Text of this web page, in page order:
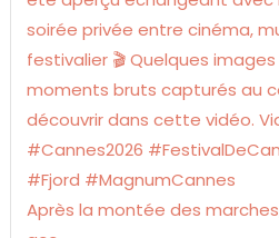
Après la montée des